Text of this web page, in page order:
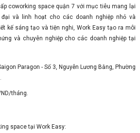
coworking space quận 7 với mục tiêu mang lại
và linh hoạt cho các doanh nghiệp nhỏ và
kế sáng tạo và tiện nghi, Work Easy tạo ra môi
và chuyên nghiệp cho các doanh nghiệp tại
Paragon - Số 3, Nguyễn Lương Bằng, Phường
tháng.
space tại Work Easy: